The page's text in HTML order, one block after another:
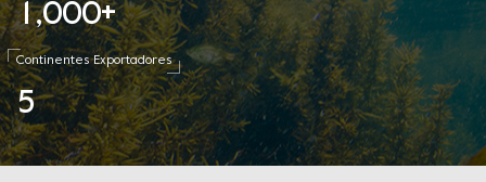
1 ,000+
Continentes Exportadores
5